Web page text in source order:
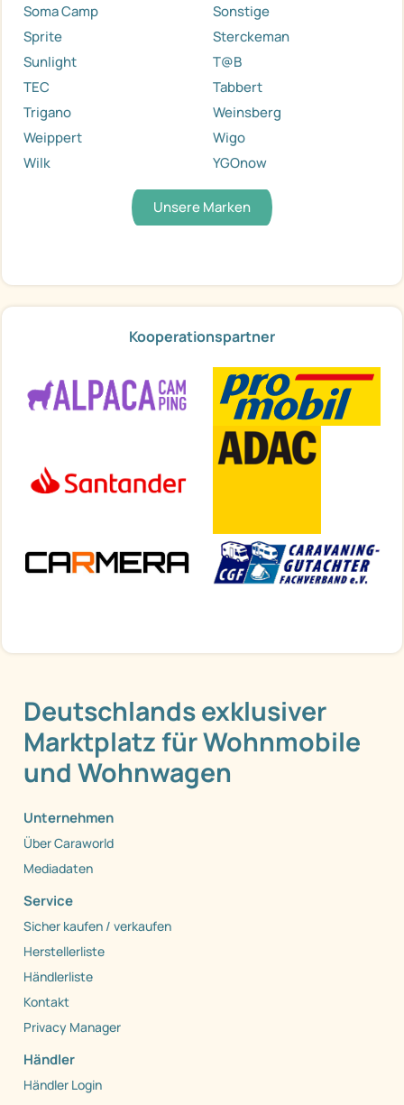
Soma Camp
Sonstige
Sprite
Sterckeman
Sunlight
T@B
TEC
Tabbert
Trigano
Weinsberg
Weippert
Wigo
Wilk
YGOnow
Unsere Marken
Kooperationspartner
Deutschlands exklusiver
Marktplatz für Wohnmobile
und Wohnwagen
Unternehmen
Über Caraworld
Mediadaten
Service
Sicher kaufen / verkaufen
Herstellerliste
Händlerliste
Kontakt
Privacy Manager
Händler
Händler Login